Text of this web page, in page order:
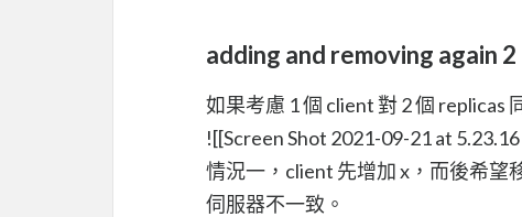
adding and removing again 2
如果考慮 1 個 client 對 2 個 replicas
![[Screen Shot 2021-09-21 at
情況一，client 先增加 x，而後希望
伺服器不一致。